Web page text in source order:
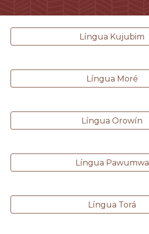
Língua Kujubim
Língua Moré
Língua Orowín
Língua Pawumwa
Língua Torá